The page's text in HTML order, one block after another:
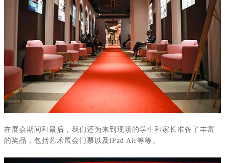
在展会期间和最后，我们还为来到现场的学生和家长准备了丰富
的奖品，包括艺术展会门票以及 iPad Air等等。